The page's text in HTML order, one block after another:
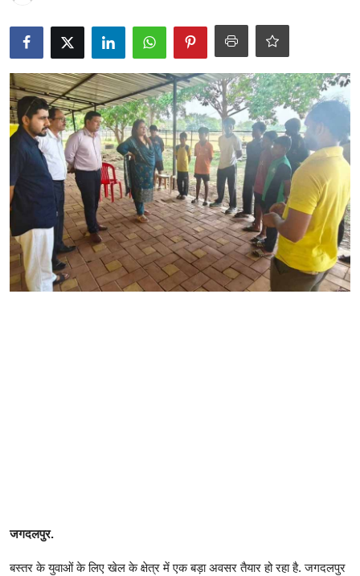
Epaper
धर्म
लाइफस्टाइल
जगदलपुर.
बस्तर के युवाओं के लिए खेल के क्षेत्र में एक बड़ा अवसर तैयार हो रहा है. जगदलपुर